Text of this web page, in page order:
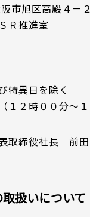
市旭区高殿４－
Ｒ推進室
特異日を除く
１２時００分～１
取締役社長 前
扱いについて